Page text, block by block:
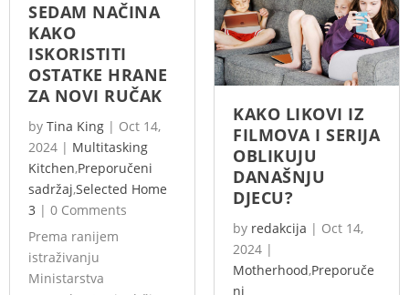
SEDAM NAČINA
KAKO
ISKORISTITI
OSTATKE HRANE
ZA NOVI RUČAK
by Tina King | Oct 14,
2024 | Multitasking
Kitchen,Preporučeni
sadržaj,Selected Home
3 | 0 Comments
Prema ranijem
istraživanju
Ministarstva
KAKO LIKOVI IZ
FILMOVA I SERIJA
OBLIKUJU
DANAŠNJU
DJECU?
by redakcija | Oct 14,
2024 |
Motherhood,Preporuče
ni